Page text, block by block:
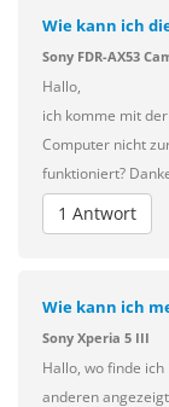
Wie kann ich
Sony FDR-AX53
Hallo,
ich komme mit
Computer nicht
funktioniert?
1 Antwort
Wie kann ich
Sony Xperia 5 III
Hallo, wo finde
anderen